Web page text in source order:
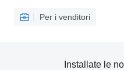
Per i venditori
Installate le